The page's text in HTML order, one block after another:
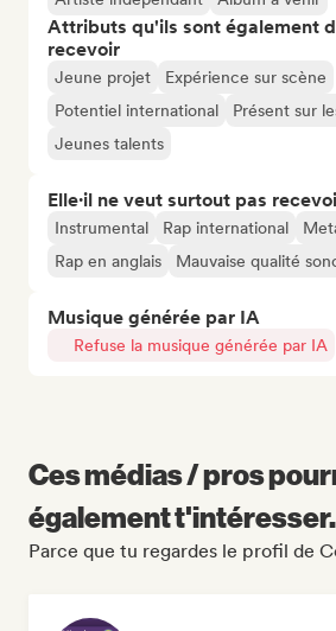
Attributs qu'ils sont également
recevoir
Jeune projet
Expérience sur scène
Potentiel international
Présent sur
Jeunes talents
Elle·il ne veut surtout pas
Instrumental Rap international
Rap en anglais
Mauvaise qualité
Musique générée par IA
Refuse la musique générée par IA
Ces médias / pros
également
Parce que tu regardes le profil de